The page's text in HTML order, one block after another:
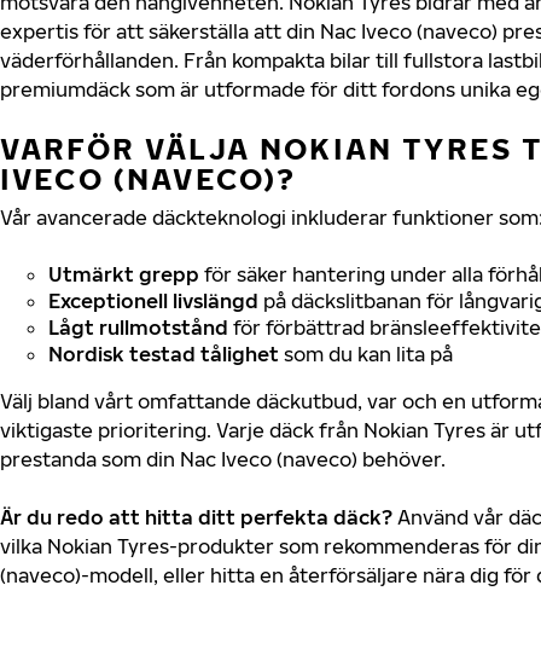
expertis för att säkerställa att din Nac Iveco (naveco)
väderförhållanden. Från kompakta bilar till fullstora
premiumdäck som är utformade för ditt fordons unika
VARFÖR VÄLJA NOKIAN TYRES
IVECO (NAVECO)?
Vår avancerade däckteknologi inkluderar funktioner
Utmärkt grepp för säker hantering under alla
Exceptionell livslängd på däckslitbanan för
Lågt rullmotstånd för förbättrad
Nordisk testad tålighet som du kan lita på
Välj bland vårt omfattande däckutbud, var och en
viktigaste prioritering. Varje däck från Nokian Tyres är
prestanda som din Nac Iveco (naveco) behöver.
Är du redo att hitta ditt perfekta däck? Använd vår
vilka Nokian Tyres-produkter som rekommenderas för
(naveco)-modell, eller hitta en återförsäljare nära dig för